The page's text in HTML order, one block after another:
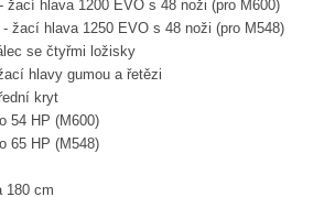
žací hlava 1200 EVO s 48 noži (pro M600)
- žací hlava 1250 EVO s 48 noži (pro M548)
se čtyřmi ložisky
hlavy gumou a řetězi
kryt
54 HP (M600)
65 HP (M548)
180 cm